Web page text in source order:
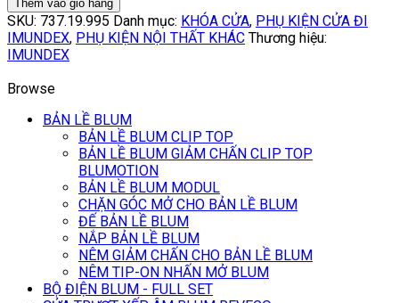
Thêm vào giỏ hàng
SKU: 737.19.995 Danh mục: KHÓA CỬA, PHỤ KIỆN CỬA ĐI
IMUNDEX, PHỤ KIỆN NỘI THẤT KHÁC Thương hiệu:
IMUNDEX
Browse
BẢN LỀ BLUM
BẢN LỀ BLUM CLIP TOP
BẢN LỀ BLUM GIẢM CHẤN CLIP TOP
BLUMOTION
BẢN LỀ BLUM MODUL
CHẶN GÓC MỞ CHO BẢN LỀ BLUM
ĐẾ BẢN LỀ BLUM
NẮP BẢN LỀ BLUM
NÊM GIẢM CHẤN CHO BẢN LỀ BLUM
NÊM TIP-ON NHẤN MỞ BLUM
BỘ ĐIỆN BLUM - FULL SET